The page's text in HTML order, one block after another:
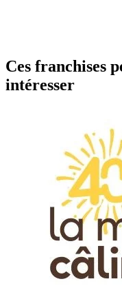
Ces franchises
intéresser